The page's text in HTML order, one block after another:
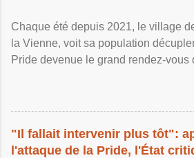
Chaque été depuis 2021, le village
la Vienne, voit sa population
Pride devenue le grand rendez-vous
"Il fallait intervenir plus tôt":
l'attaque de la Pride, l'État